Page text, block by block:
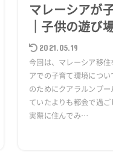
マレーシアが
｜子供の遊び
2021.05.19
今回は、マレーシア移
アでの子育て環境につ
のためにクアラルンプ
ていたよりも都会で過ご
実際に住んでみ…